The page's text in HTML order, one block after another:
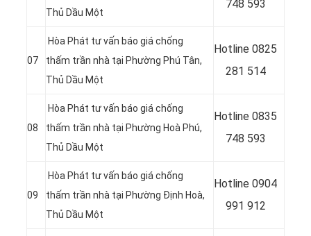
Thủ Dầu Một
748 593
07
Hòa Phát tư vấn báo giá chống
thấm trần nhà tại Phường Phú Tân,
Thủ Dầu Một
Hotline 0825
281 514
08
Hòa Phát tư vấn báo giá chống
thấm trần nhà tại Phường Hoà Phú,
Thủ Dầu Một
Hotline 0835
748 593
09
Hòa Phát tư vấn báo giá chống
thấm trần nhà tại Phường Định Hoà,
Thủ Dầu Một
Hotline 0904
991 912